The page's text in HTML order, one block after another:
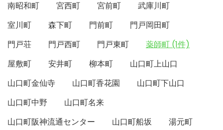
南昭和町
宮西町 宮前町
武庫川町
室川町
森下町 門前町
門戸岡田町
門戸荘
門戸西町 門戸東町
薬師町 (1件)
屋敷町
安井町 柳本町
山口町上山口
山口町金仙寺
山口町香花園
山口町下山口
山口町中野
山口町名来
山口町阪神流通センター
山口町船坂
湯元町